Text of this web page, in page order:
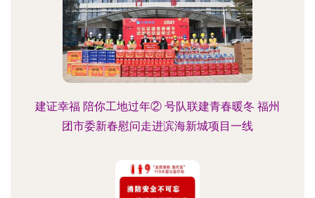
建证幸福 陪你工地过年② 号队联建青春暖冬 福州
团市委新春慰问走进滨海新城项目一线